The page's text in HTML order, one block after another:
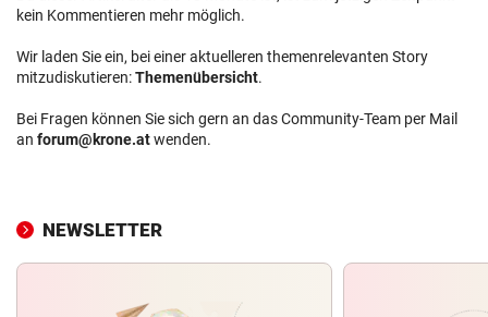
kein Kommentieren mehr möglich.
Wir laden Sie ein, bei einer aktuelleren themenrelevanten Story
mitzudiskutieren:Themenübersicht.
Bei Fragen können Sie sich gern an das Community-Team per Mail
an forum@krone.atwenden.
NEWSLETTER